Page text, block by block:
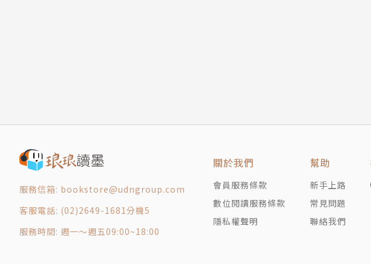
服務信箱: bookstore@udngroup.com
客服電話: (02)2649-1681分機5
服務時間: 週一～週五09:00~18:00
關於我們
會員服務條款
數位閱讀服務條款
隱私權聲明
幫助
新手上路
常見問題
聯絡我們